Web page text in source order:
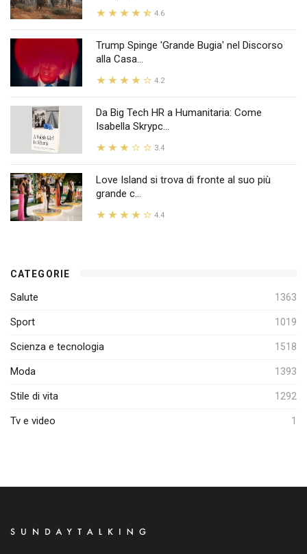
4.6
Trump Spinge 'Grande Bugia' nel Discorso
alla Casa...
4.2
Da Big Tech HR a Humanitaria: Come
Isabella Skrypc...
3.4
Love Island si trova di fronte al suo più
grande c...
4.4
CATEGORIE
Salute 1363
Sport 1019
Scienza e tecnologia 1518
Moda 1393
Stile di vita 1292
Tv e video 1